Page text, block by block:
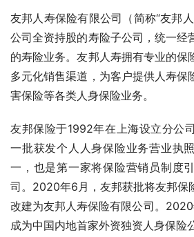
友邦人寿保险有限公司（简称“友邦
公司全资持股的寿险子公司，统一经
的寿险业务。友邦人寿拥有专业的保
多元化销售渠道，为客户提供人寿保
害保险等各类人身保险业务。
友邦保险于1992年在上海设立分公
一批获发个人人身保险业务营业执
一，也是第一家将保险营销员制度
司。2020年6月，友邦获批将友邦保
改建为友邦人寿保险有限公司。
成为中国内地首家外资独资人身保险